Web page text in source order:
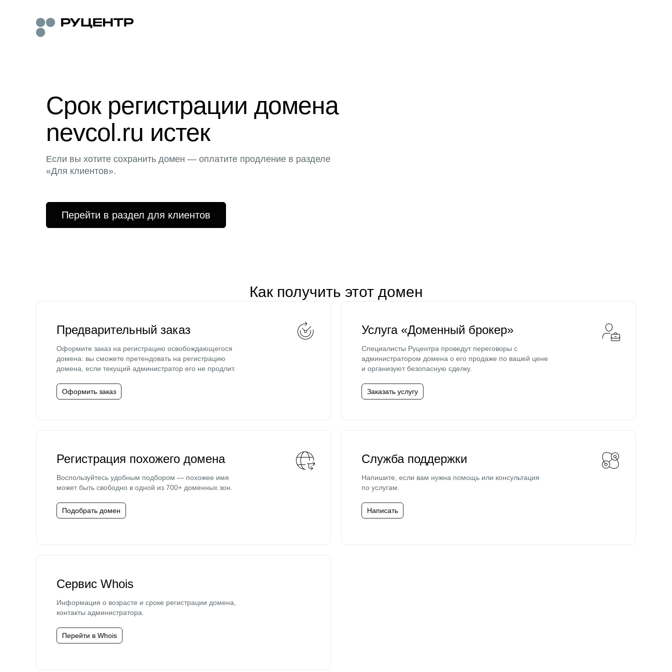
Срок регистрации домена
nevcol.ru истек
Если вы хотите сохранить домен — оплатите продление в разделе
«Для клиентов».
Перейти в раздел для клиентов
Как получить этот домен
Предварительный заказ
Оформите заказ на регистрацию освобождающегося
домена: вы сможете претендовать на регистрацию
домена, если текущий администратор его не продлит.
Оформить заказ
Услуга «Доменный брокер»
Специалисты Руцентра проведут переговоры с
администратором домена о его продаже по вашей цене
и организуют безопасную сделку.
Заказать услугу
Регистрация похожего домена
Воспользуйтесь удобным подбором — похожее имя
может быть свободно в одной из 700+ доменных зон.
Подобрать домен
Служба поддержки
Напишите, если вам нужна помощь или консультация
по услугам.
Написать
Сервис Whois
Информация о возрасте и сроке регистрации домена,
контакты администратора.
Перейти в Whois